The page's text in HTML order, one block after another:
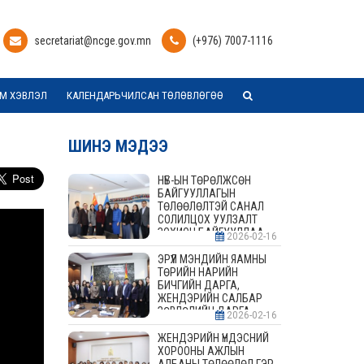
secretariat@ncge.gov.mn (+976) 7007-1116
ХЭВЛЭЛ КАЛЕНДАРЬЧИЛСАН ТӨЛӨВЛӨГӨӨ
ШИНЭ МЭДЭЭ
НҮБ-ЫН ТӨРӨЛЖСӨН
БАЙГУУЛЛАГЫН
ТӨЛӨӨЛӨЛТЭЙ САНАЛ
СОЛИЛЦОХ УУЛЗАЛТ
ЗОХИОН БАЙГУУЛЛАА
2026-02-16
ЭРҮҮЛ МЭНДИЙН ЯАМНЫ
ТӨРИЙН НАРИЙН
БИЧГИЙН ДАРГА,
ЖЕНДЭРИЙН САЛБАР
ЗӨВЛӨЛИЙН ДАРГА,
ГИШҮҮДТЭЙ УУЛЗАЛТ
ЗОХИОН БАЙГУУЛАВ
2026-02-16
ЖЕНДЭРИЙН ҮНДЭСНИЙ
ХОРООНЫ АЖЛЫН